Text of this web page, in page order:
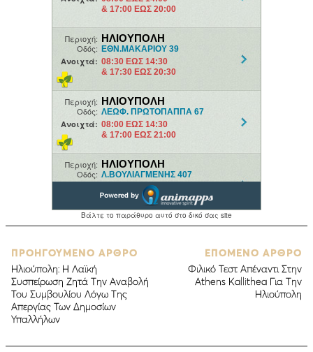
ΠΡΟΗΓΟΥΜΕΝΟ ΑΡΘΡΟ
Ηλιούπολη: Η Λαϊκή
Συσπείρωση Ζητά Την Αναβολή
Του Συμβουλίου Λόγω Της
Απεργίας Των Δημοσίων
Υπαλλήλων
ΕΠΟΜΕΝΟ ΑΡΘΡΟ
Φιλικό Τεστ Απέναντι Στην
Athens Kallithea Για Την
Ηλιούπολη